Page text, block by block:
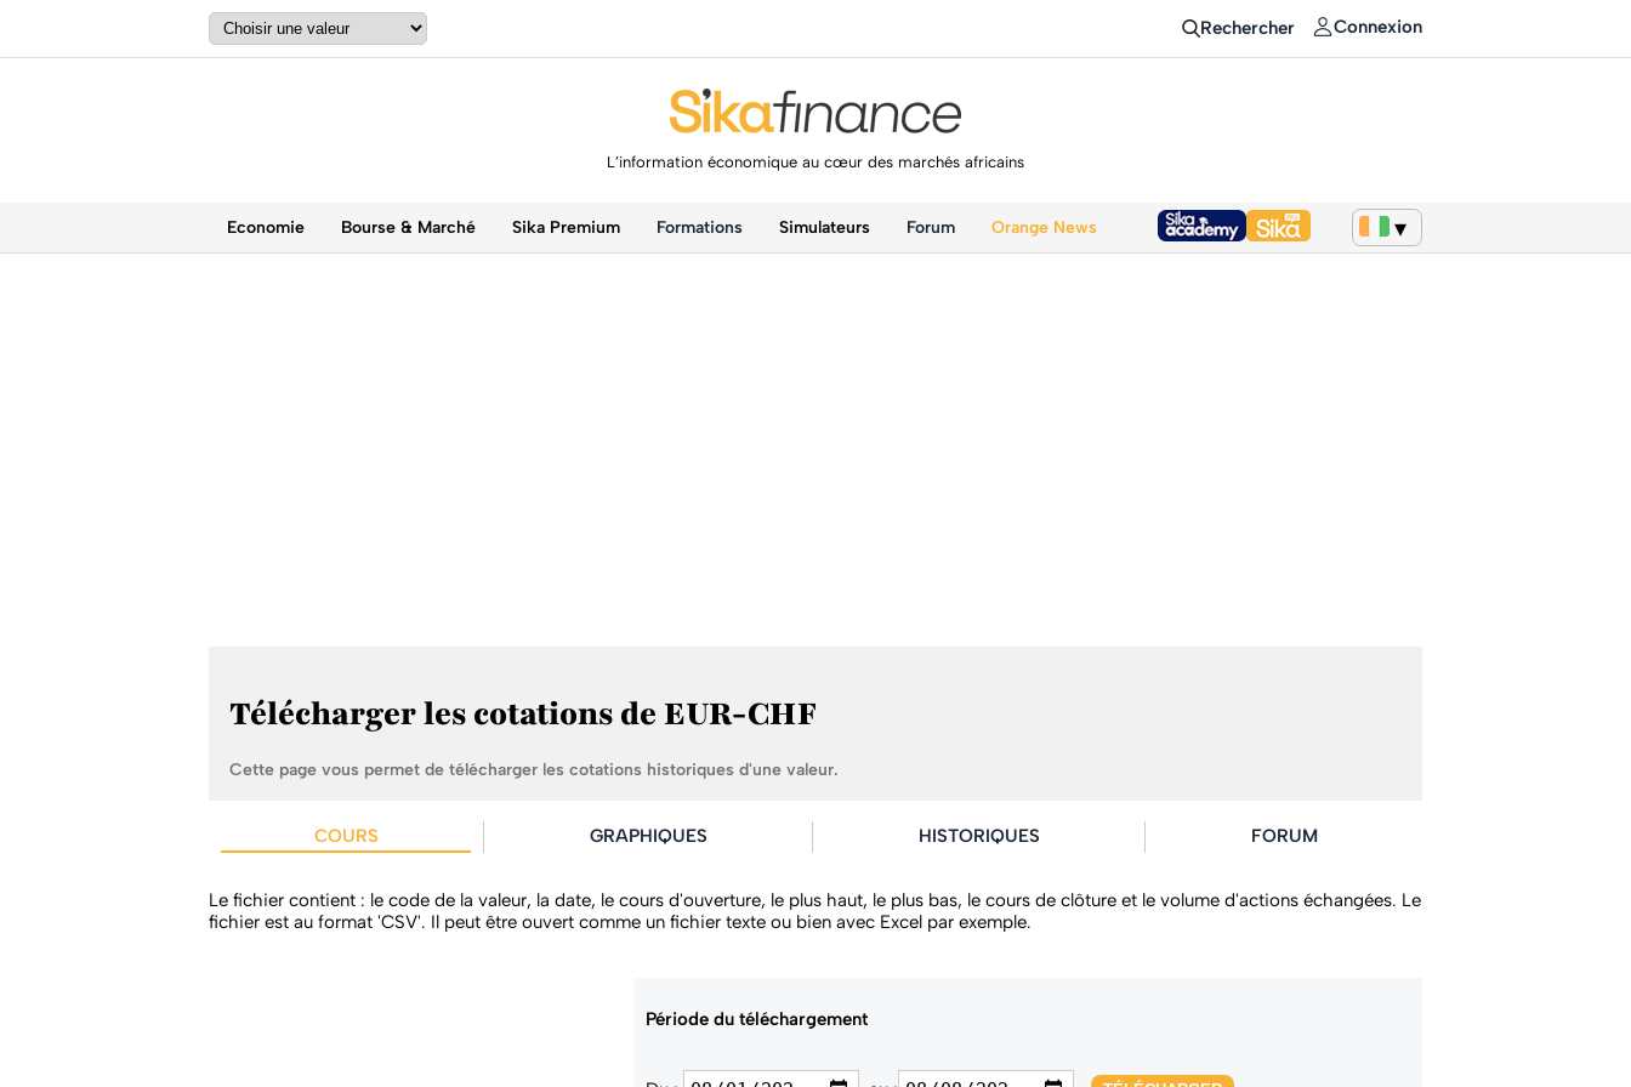
Rechercher Connexion
L’information économique au cœur des marchés africains
Economie Bourse & Marché Sika Premium Formations Simulateurs Forum Orange News
Télécharger les cotations de EUR-CHF
Cette page vous permet de télécharger les cotations historiques d'une valeur.
COURS GRAPHIQUES HISTORIQUES FORUM
Le fichier contient : le code de la valeur, la date, le cours d'ouverture, le plus haut, le plus bas, le cours de clôture et le volume d'actions échangées. Le
fichier est au format 'CSV'. Il peut être ouvert comme un fichier texte ou bien avec Excel par exemple.
Période du téléchargement